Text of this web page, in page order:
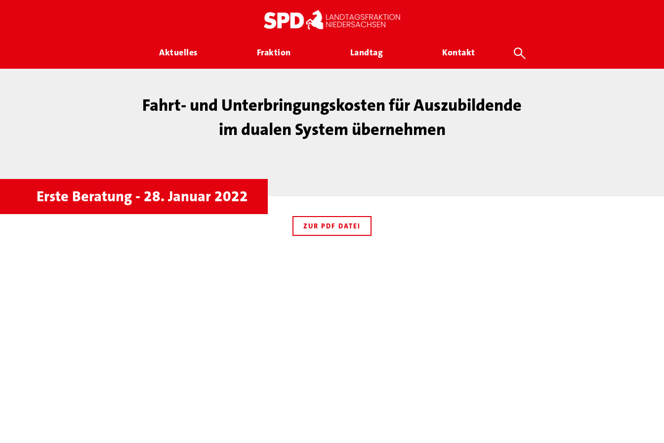
Aktuelles Fraktion Landtag Kontakt
Fahrt- und Unterbringungskosten für Auszubildende
im dualen System übernehmen
Erste Beratung - 28. Januar 2022
ZUR PDF DATEI